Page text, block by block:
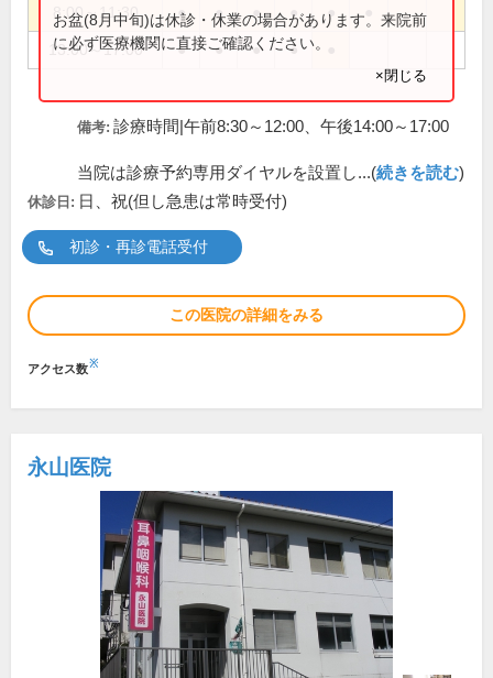
8:00～11:30 ● ● ● ● ●
13:00～17:00 ● ● ● ●
お盆(8月中旬)は休診・休業の場合があります。来院前
に必ず医療機関に直接ご確認ください。
×閉じる
備考: 診療時間|午前8:30～12:00、午後14:00～17:00
当院は診療予約専用ダイヤルを設置し...(続きを読む)
休診日: 日、祝(但し急患は常時受付)
初診・再診電話受付
この医院の詳細をみる
アクセス数※
永山医院